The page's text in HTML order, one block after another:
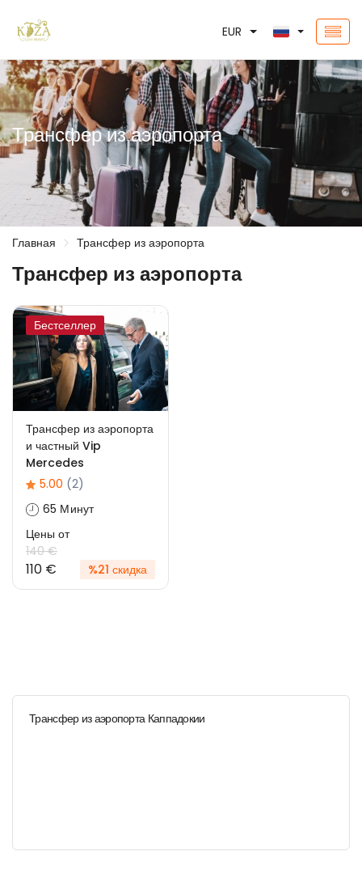
EUR
Трансфер из аэропорта
Главная Трансфер из аэропорта
Трансфер из аэропорта
Бестселлер
Трансфер из аэропорта
и частный Vip
Mercedes
5.00 (2)
65 Минут
Цены от
140 €
110 € %21 скидка
Трансфер из аэропорта Каппадокии